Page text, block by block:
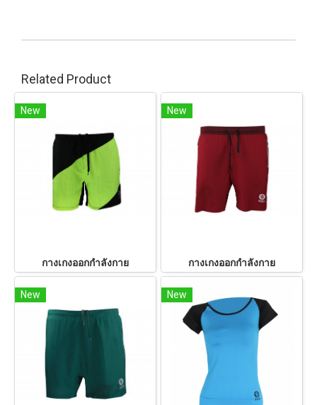
Related Product
New
กางเกงออกกำลังกาย
New
กางเกงออกกำลังกาย
New New